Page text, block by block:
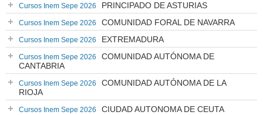
Cursos Inem Sepe 2026 PRINCIPADO DE ASTURIAS
Cursos Inem Sepe 2026 COMUNIDAD FORAL DE NAVARRA
Cursos Inem Sepe 2026 EXTREMADURA
Cursos Inem Sepe 2026
COMUNIDAD AUTÓNOMA DE
CANTABRIA
Cursos Inem Sepe 2026
COMUNIDAD AUTÓNOMA DE LA
RIOJA
Cursos Inem Sepe 2026 CIUDAD AUTONOMA DE CEUTA